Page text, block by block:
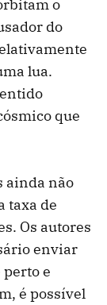
o
do
lua.
que
ainda não
taxa de
Os autores
enviar
e
é possível